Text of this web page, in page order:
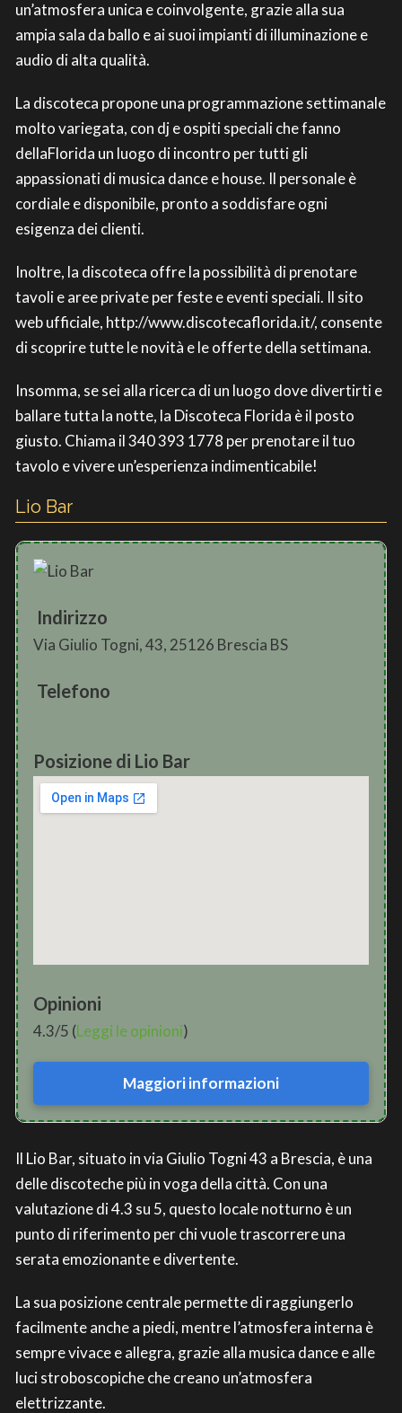
un’atmosfera unica e coinvolgente, grazie alla sua
ampia sala da ballo e ai suoi impianti di illuminazione e
audio di alta qualità.
La discoteca propone una programmazione settimanale
molto variegata, con dj e ospiti speciali che fanno
dellaFlorida un luogo di incontro per tutti gli
appassionati di musica dance e house. Il personale è
cordiale e disponibile, pronto a soddisfare ogni
esigenza dei clienti.
Inoltre, la discoteca offre la possibilità di prenotare
tavoli e aree private per feste e eventi speciali. Il sito
web ufficiale, http://www.discotecaflorida.it/, consente
di scoprire tutte le novità e le offerte della settimana.
Insomma, se sei alla ricerca di un luogo dove divertirti e
ballare tutta la notte, la Discoteca Florida è il posto
giusto. Chiama il 340 393 1778 per prenotare il tuo
tavolo e vivere un’esperienza indimenticabile!
Lio Bar
Indirizzo
Via Giulio Togni, 43, 25126 Brescia BS
Telefono
Posizione di Lio Bar
Opinioni
4.3/5 (Leggi le opinioni)
Maggiori informazioni
Il Lio Bar, situato in via Giulio Togni 43 a Brescia, è una
delle discoteche più in voga della città. Con una
valutazione di 4.3 su 5, questo locale notturno è un
punto di riferimento per chi vuole trascorrere una
serata emozionante e divertente.
La sua posizione centrale permette di raggiungerlo
facilmente anche a piedi, mentre l’atmosfera interna è
sempre vivace e allegra, grazie alla musica dance e alle
luci stroboscopiche che creano un’atmosfera
elettrizzante.